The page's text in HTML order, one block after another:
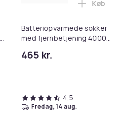
Strømper - Varme
Batteriopvarmede sokker
med fjernbetjening 4000
465 kr.
Læg
Køb
4,5
fredag, 14 aug.